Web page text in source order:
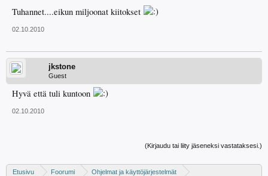
Tuhannet....eikun miljoonat kiitokset
02.10.2010
jkstone
Guest
Hyvä että tuli kuntoon
02.10.2010
(Kirjaudu tai liity jäseneksi vastataksesi.)
Etusivu Foorumi Ohjelmat ja käyttöjärjestelmät